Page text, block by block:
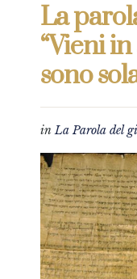
La
“Vieni
sono
inLa Parola del